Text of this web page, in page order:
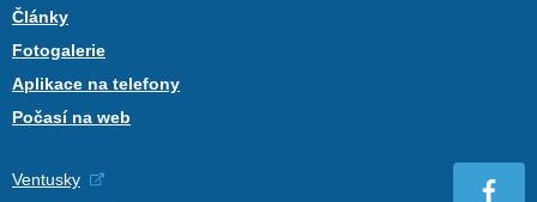
Články
Fotogalerie
Aplikace na telefony
Počasí na web
Ventusky